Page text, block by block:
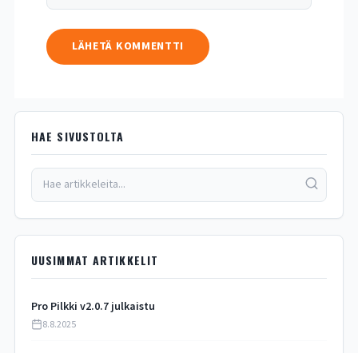
HAE SIVUSTOLTA
UUSIMMAT ARTIKKELIT
Pro Pilkki v2.0.7 julkaistu
8.8.2025